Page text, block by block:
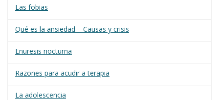
Las fobias
Qué es la ansiedad – Causas y crisis
Enuresis nocturna
Razones para acudir a terapia
La adolescencia